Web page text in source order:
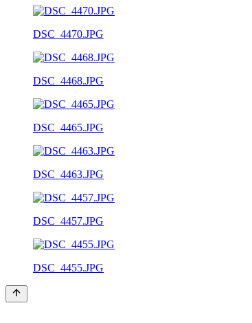
DSC_4470.JPG
DSC_4468.JPG
DSC_4465.JPG
DSC_4463.JPG
DSC_4457.JPG
DSC_4455.JPG